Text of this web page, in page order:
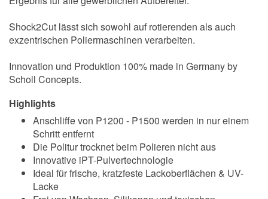
Shock2Cut lässt sich sowohl auf rotierenden als auch
exzentrischen Poliermaschinen verarbeiten.
Innovation und Produktion 100% made in Germany by
Scholl Concepts.
Highlights
Anschliffe von P1200 - P1500 werden in nur einem
Schritt entfernt
Die Politur trocknet beim Polieren nicht aus
Innovative iPT-Pulvertechnologie
Ideal für frische, kratzfeste Lackoberflächen & UV-
Lacke